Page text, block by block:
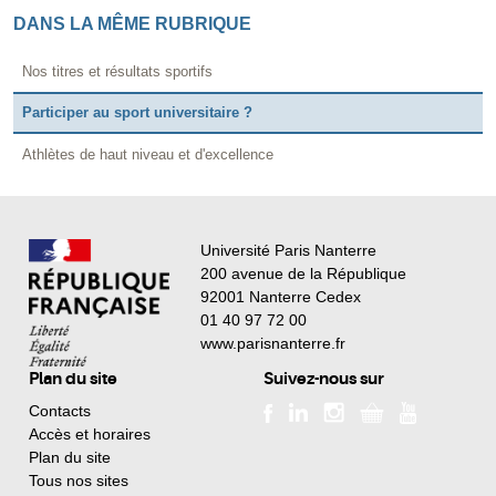
DANS LA MÊME RUBRIQUE
Nos titres et résultats sportifs
Participer au sport universitaire ?
Athlètes de haut niveau et d'excellence
Université Paris Nanterre
200 avenue de la République
92001 Nanterre Cedex
01 40 97 72 00
www.parisnanterre.fr
Plan du site
Contacts
Accès et horaires
Plan du site
Tous nos sites
Suivez-nous sur